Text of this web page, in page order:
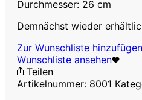
Durchmesser: 26 cm
Demnächst wieder
Zur Wunschliste hinzufügen
Wunschliste ansehen
Teilen
Artikelnummer: 8001